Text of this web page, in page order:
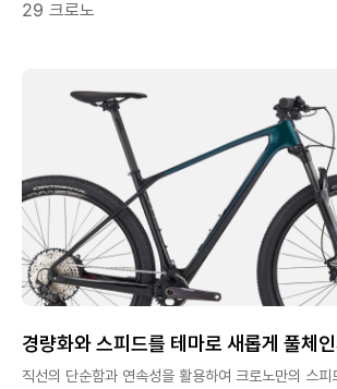
29 크로노
경량화와 스피드를 테마로 새롭게 풀체
직선의 단순함과 연속성을 활용하여 크로노만의 스